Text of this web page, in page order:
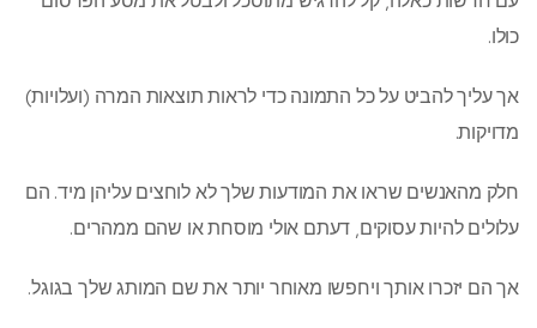
כולו.
אך עליך להביט על כל התמונה כדי לראות תוצאות המרה (ועלויות)
מדויקות.
חלק מהאנשים שראו את המודעות שלך לא לוחצים עליהן מיד. הם
עלולים להיות עסוקים, דעתם אולי מוסחת או שהם ממהרים.
אך הם יזכרו אותך ויחפשו מאוחר יותר את שם המותג שלך בגוגל.